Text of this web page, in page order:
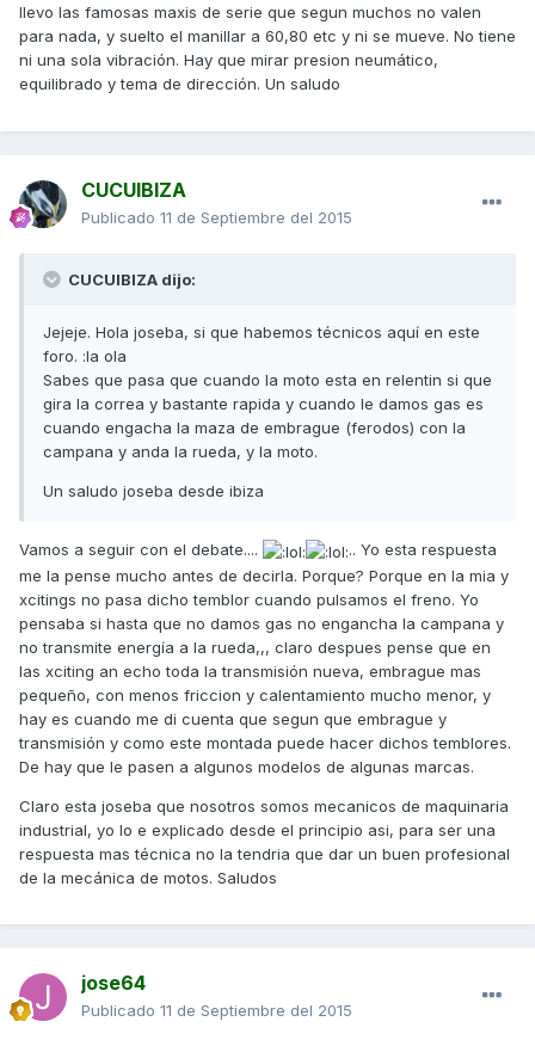
llevo las famosas maxis de serie que segun muchos no valen
para nada, y suelto el manillar a 60,80 etc y ni se mueve. No tiene
ni una sola vibración. Hay que mirar presion neumático,
equilibrado y tema de dirección. Un saludo
CUCUIBIZA
Publicado 11 de Septiembre del 2015
CUCUIBIZA dijo:
Jejeje. Hola joseba, si que habemos técnicos aquí en este
foro. :la ola
Sabes que pasa que cuando la moto esta en relentin si que
gira la correa y bastante rapida y cuando le damos gas es
cuando engacha la maza de embrague (ferodos) con la
campana y anda la rueda, y la moto.
Un saludo joseba desde ibiza
Vamos a seguir con el debate....
.. Yo esta respuesta
me la pense mucho antes de decirla. Porque? Porque en la mia y
xcitings no pasa dicho temblor cuando pulsamos el freno. Yo
pensaba si hasta que no damos gas no engancha la campana y
no transmite energía a la rueda,,, claro despues pense que en
las xciting an echo toda la transmisión nueva, embrague mas
pequeño, con menos friccion y calentamiento mucho menor, y
hay es cuando me di cuenta que segun que embrague y
transmisión y como este montada puede hacer dichos temblores.
De hay que le pasen a algunos modelos de algunas marcas.
Claro esta joseba que nosotros somos mecanicos de maquinaria
industrial, yo lo e explicado desde el principio asi, para ser una
respuesta mas técnica no la tendria que dar un buen profesional
de la mecánica de motos. Saludos
jose64
Publicado 11 de Septiembre del 2015